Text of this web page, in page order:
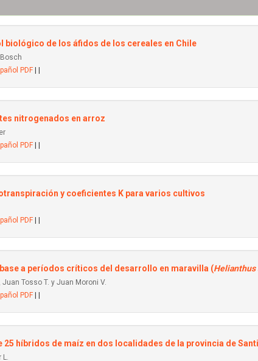
biológico de los áfidos de los cereales en Chile
PDF
nitrogenados en arroz
PDF
y coeficientes K para varios cultivos
PDF
a períodos críticos del desarrollo en maravilla (Helianthus
Tosso T. y Juan Moroni V.
PDF
25 híbridos de maíz en dos localidades de la provincia de
L.